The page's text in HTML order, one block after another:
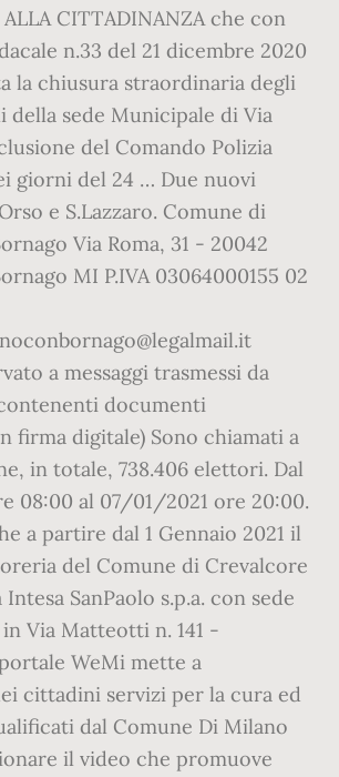
ALLA CITTADINANZA che con
n.33 del 21 dicembre 2020
la chiusura straordinaria degli
della sede Municipale di Via
del Comando Polizia
giorni del 24 … Due nuovi
e S.Lazzaro. Comune di
Via Roma, 31 - 20042
MI P.IVA 03064000155 02
a messaggi trasmessi da
documenti
firma digitale) Sono chiamati a
in totale, 738.406 elettori. Dal
08:00 al 07/01/2021 ore 20:00.
a partire dal 1 Gennaio 2021 il
del Comune di Crevalcore
SanPaolo s.p.a. con sede
Via Matteotti n. 141 -
WeMi mette a
cittadini servizi per la cura ed
dal Comune Di Milano
il video che promuove